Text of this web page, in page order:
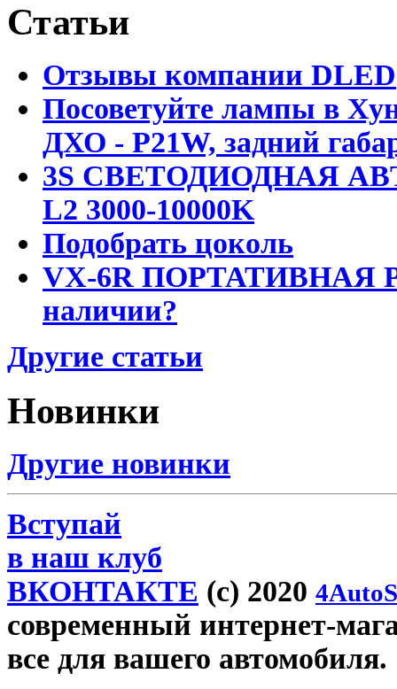
Статьи
Отзывы компании DLED
Посоветуйте лампы в
ДХО - P21W, задний
3S СВЕТОДИОДНАЯ
L2 3000-10000K
Подобрать цоколь
VX-6R ПОРТАТИВНАЯ
наличии?
Другие статьи
Новинки
Другие новинки
Вступай
в наш клуб
ВКОНТАКТЕ (c) 2020
современный интернет-
все для вашего автомобиля.